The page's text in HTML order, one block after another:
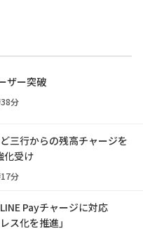
ザー突破
分
三行からの残高チャージを
受け
分
Payチャージに対応
ス化を推進」